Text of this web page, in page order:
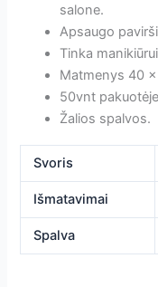
salone.
Apsaugo
Tinka
Matmenys 40
50vnt
Žalios spalvos.
Svoris
Išmatavimai
Spalva